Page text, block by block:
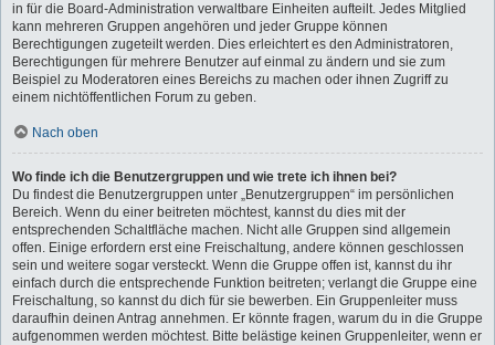
in für die Board-Administration verwaltbare Einheiten aufteilt. Jedes Mitglied
kann mehreren Gruppen angehören und jeder Gruppe können
Berechtigungen zugeteilt werden. Dies erleichtert es den Administratoren,
Berechtigungen für mehrere Benutzer auf einmal zu ändern und sie zum
Beispiel zu Moderatoren eines Bereichs zu machen oder ihnen Zugriff zu
einem nichtöffentlichen Forum zu geben.
Nach oben
Wo finde ich die Benutzergruppen und wie trete ich ihnen bei?
Du findest die Benutzergruppen unter „Benutzergruppen“ im persönlichen
Bereich. Wenn du einer beitreten möchtest, kannst du dies mit der
entsprechenden Schaltfläche machen. Nicht alle Gruppen sind allgemein
offen. Einige erfordern erst eine Freischaltung, andere können geschlossen
sein und weitere sogar versteckt. Wenn die Gruppe offen ist, kannst du ihr
einfach durch die entsprechende Funktion beitreten; verlangt die Gruppe eine
Freischaltung, so kannst du dich für sie bewerben. Ein Gruppenleiter muss
daraufhin deinen Antrag annehmen. Er könnte fragen, warum du in die Gruppe
aufgenommen werden möchtest. Bitte belästige keinen Gruppenleiter, wenn er